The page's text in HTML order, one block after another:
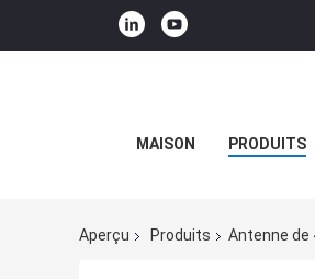
MAISON PRODUITS
Aperçu Produits Antenne de